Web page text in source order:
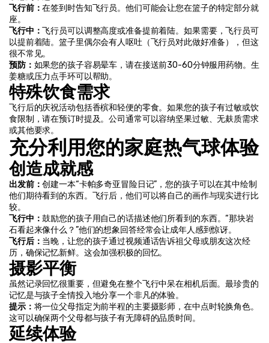
飞行前：在签到时告知飞行员。他们可能会让您在篮子的特定部分就
座。
飞行中：飞行员可以调整高度或准备提前着陆。如果需要，飞行员可
以提前着陆。篮子里偶尔会有人呕吐（飞行员对此做好准备），但这
很不常见。
预防： 如果您的孩子容易晕车，请在接送前30-60分钟服用药物。生
姜糖或压力点手环可以帮助。
特殊饮食需求
飞行后的庆祝活动包括香槟和轻便的零食。如果您的孩子有过敏或饮
食限制，请在预订时提及。公司通常可以容纳坚果过敏、无麸质需求
或其他要求。
充分利用您的家庭热气球体验
创造成就感
出发前：创建一本“卡帕多奇亚冒险日记”，您的孩子可以在其中绘制
他们期待看到的东西。飞行后，他们可以将自己的画作与现实进行比
较。
飞行中：鼓励您的孩子用自己的话描述他们所看到的东西。“那块岩
石看起来像什么？”他们的想象回答经常会让成年人感到惊讶。
飞行后： 当晚，让您的孩子通过视频通话告诉祖父母或朋友这次经
历，确保记忆新鲜。这会加强积极的回忆。
摄影平衡
虽然记录回忆很重要，但避免在整个飞行中呆在相机后面。最珍贵的
记忆是与孩子全情投入地分享一个非凡的体验。
提示： 将一位父母指定为前半程的主要摄影师，在中点时轮换角色。
这可以确保两个父母都与孩子有无障碍的品质时间。
延续体验